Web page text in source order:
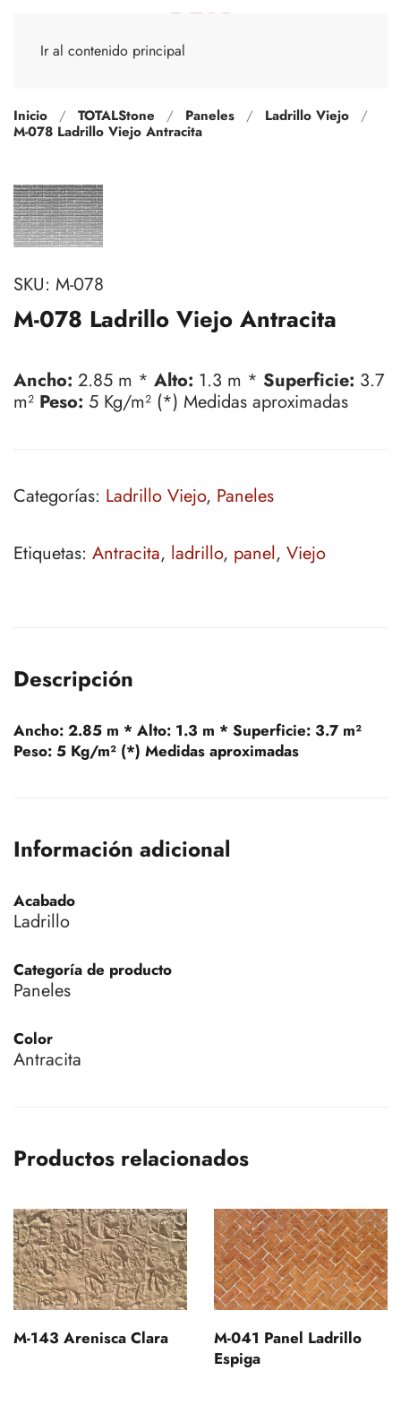
Ir al contenido principal
Inicio TOTALStone Paneles
Ladrillo Viejo
M-078 Ladrillo Viejo Antracita
SKU: M-078
M-078 Ladrillo Viejo Antracita
Ancho: 2.85 m * Alto: 1.3 m * Superficie: 3.7
m² Peso: 5 Kg/m² (*) Medidas aproximadas
Categorías: Ladrillo Viejo, Paneles
Etiquetas: Antracita, ladrillo, panel, Viejo
Descripción
Ancho: 2.85 m * Alto: 1.3 m * Superficie: 3.7 m²
Peso: 5 Kg/m² (*) Medidas aproximadas
Información adicional
Acabado
Ladrillo
Categoría de producto
Paneles
Color
Antracita
Productos relacionados
M-143 Arenisca Clara
M-041 Panel Ladrillo
Espiga